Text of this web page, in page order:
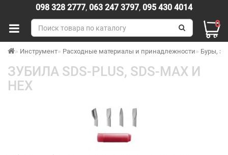
098 328 2777, 063 247 3797, 095 430 4014
0
Инструмент Расходные материалы и принадлежности Буры,
ЗУБИЛА SDS-PLUS, SDS-MAX И
HEX